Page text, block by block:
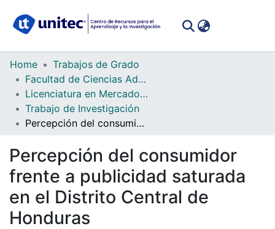
Communities
Collections
All of DSpace
Statistics
Home
Trabajos de Grado
Facultad de Ciencias Administrativas y Sociales
Licenciatura en Mercadotecnia
Trabajo de Investigación
Percepción del consumidor frente a publicidad saturada en el Distrito Central de Honduras
Percepción del consumidor
frente a publicidad saturada
en el Distrito Central de
Honduras